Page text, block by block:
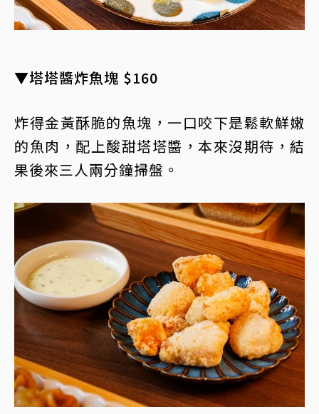
▼塔塔醬炸魚塊 $160
炸得金黃酥脆的魚塊，一口咬下是鬆軟鮮嫩
的魚肉，配上酸甜塔塔醬，本來沒期待，結
果後來三人兩分鐘掃盤。